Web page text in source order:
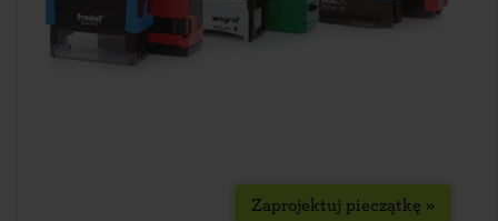
Zaprojektuj pieczątkę »